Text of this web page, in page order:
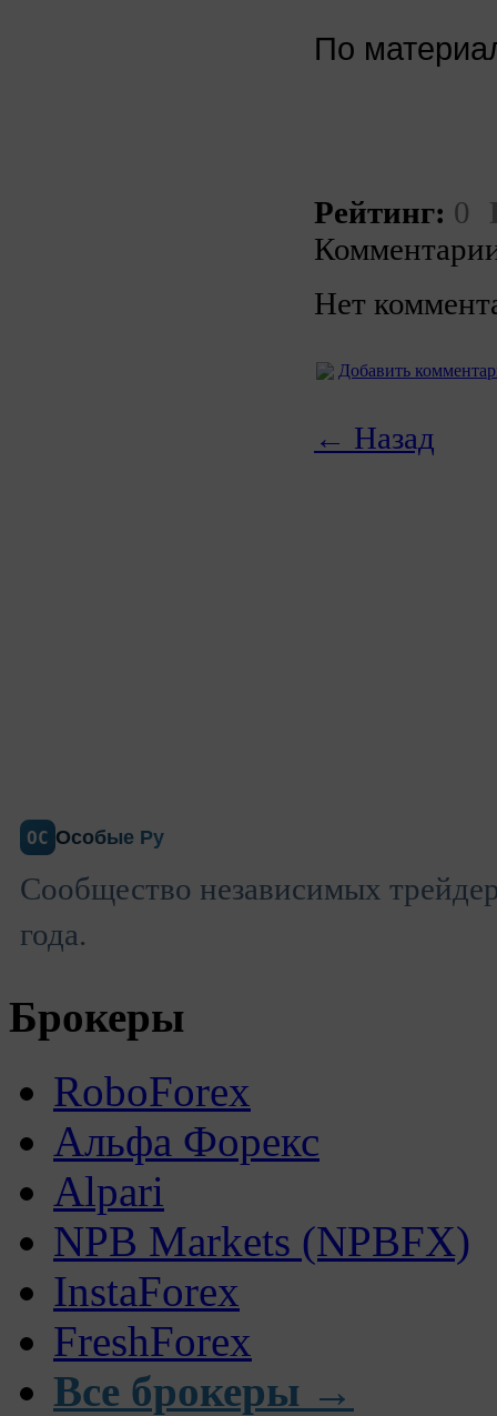
По
Рейтинг: 0
Нет
Добавить
← Назад
ОС Особые Ру
Сообщество независимых
года.
Брокеры
RoboForex
Альфа Форекс
Alpari
NPB Markets (NPBFX)
InstaForex
FreshForex
Все брокеры →